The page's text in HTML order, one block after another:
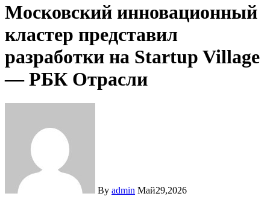
Московский инновационный
кластер представил
разработки на Startup Village
— РБК Отрасли
By admin Май29,2026